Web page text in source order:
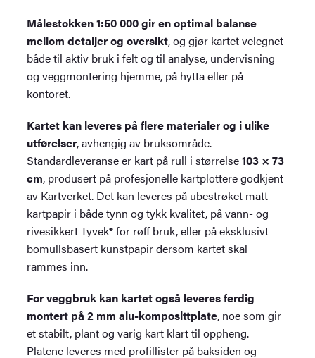
Målestokken 1:50 000 gir en optimal balanse
mellom detaljer og oversikt, og gjør kartet velegnet
både til aktiv bruk i felt og til analyse, undervisning
og veggmontering hjemme, på hytta eller på
kontoret.
Kartet kan leveres på flere materialer og i ulike
utførelser, avhengig av bruksområde.
Standardleveranse er kart på rull i størrelse103 × 73
cm, produsert på profesjonelle kartplottere godkjent
av Kartverket. Det kan leveres på ubestrøket matt
kartpapir i både tynn og tykk kvalitet, på vann- og
rivesikkert Tyvek® for røff bruk, eller på eksklusivt
bomullsbasert kunstpapir dersom kartet skal
rammes inn.
For veggbruk kan kartet også leveres ferdig
montert på 2 mm alu-komposittplate, noe som gir
et stabilt, plant og varig kart klart til oppheng.
Platene leveres med profillister på baksiden og